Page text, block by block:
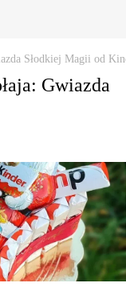
Słodkiej Magii od
Gwiazda